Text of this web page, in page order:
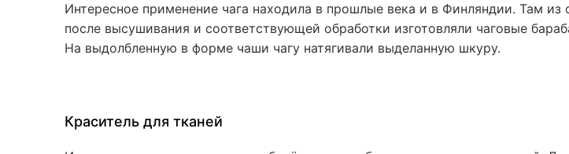
Интересное применение чага находила в прошлые века и в Финляндии. Там из
после высушивания и соответствующей обработки изготовляли чаговые
На выдолбленную в форме чаши чагу натягивали выделанную шкуру.
Краситель для тканей